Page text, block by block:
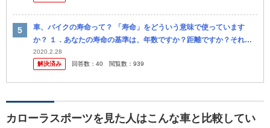
車、バイクの寿命って？ 「寿命」をどういう意味で使っています
か？ １．あなたの寿命の基準は、年数ですか？距離ですか？それ以
外？ ２．現在所有している車名と、寿命をどの位考えているかをお
答えくだ...
2020.2.28
解決済み
回答数： 40 閲覧数： 939
カローラスポーツを見た人はこんな車と比較してい